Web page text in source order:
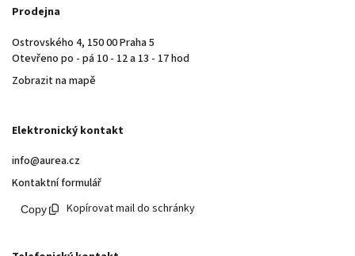
Prodejna
Ostrovského 4, 150 00 Praha 5
Otevřeno po - pá 10 - 12 a 13 - 17 hod
Zobrazit na mapě
Elektronický kontakt
info@aurea.cz
Kontaktní formulář
Kopírovat mail do schránky